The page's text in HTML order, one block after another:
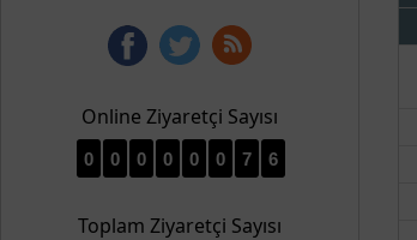
Online Ziyaretçi Sayısı
0 0 0 0 0 0 7 6
Toplam Ziyaretçi Sayısı